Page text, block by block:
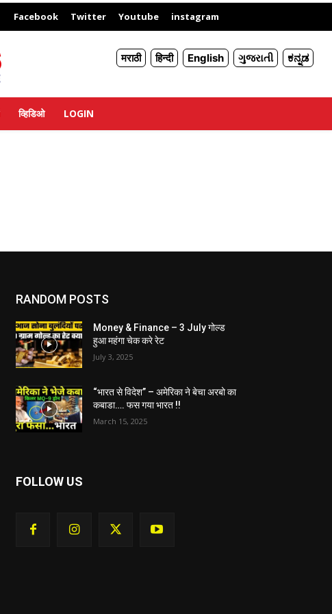
Facebook Twitter Youtube instagram
मराठी हिन्दी English ગુજરાતી ಕನ್ನಡ
व्हिडिओ LOGIN
RANDOM POSTS
Money & Finance – 3 July गोल्ड
हुआ महंगा चेक करे रेट
July 3, 2025
“भारत से विदेश” – अमेरिका ने बेचा अरबो का
कबाडा…. फस गया भारत !!
March 15, 2025
FOLLOW US